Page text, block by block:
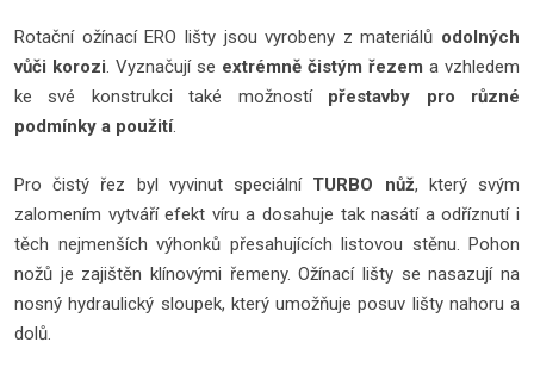
Rotační ožínací ERO lišty jsou vyrobeny z materiálů odolných
vůči korozi. Vyznačují se extrémně čistým řezem a vzhledem
ke své konstrukci také možností přestavby pro různé
podmínky a použití.
Pro čistý řez byl vyvinut speciální TURBO nůž, který svým
zalomením vytváří efekt víru a dosahuje tak nasátí a odříznutí i
těch nejmenších výhonků přesahujících listovou stěnu. Pohon
nožů je zajištěn klínovými řemeny. Ožínací lišty se nasazují na
nosný hydraulický sloupek, který umožňuje posuv lišty nahoru a
dolů.